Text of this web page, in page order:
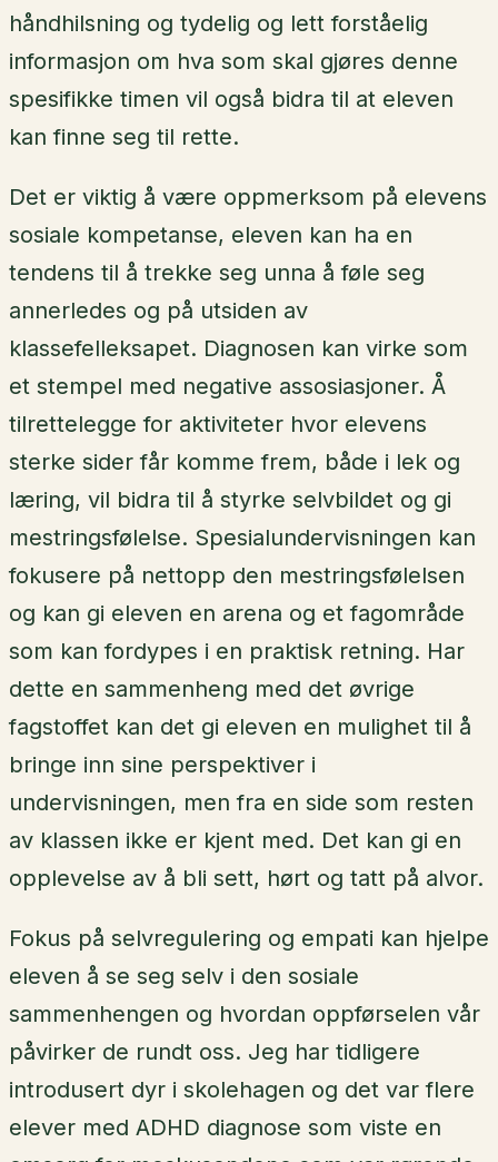
håndhilsning og tydelig og lett forståelig
informasjon om hva som skal gjøres denne
spesifikke timen vil også bidra til at eleven
kan finne seg til rette.
Det er viktig å være oppmerksom på elevens
sosiale kompetanse, eleven kan ha en
tendens til å trekke seg unna å føle seg
annerledes og på utsiden av
klassefelleksapet. Diagnosen kan virke som
et stempel med negative assosiasjoner. Å
tilrettelegge for aktiviteter hvor elevens
sterke sider får komme frem, både i lek og
læring, vil bidra til å styrke selvbildet og gi
mestringsfølelse. Spesialundervisningen kan
fokusere på nettopp den mestringsfølelsen
og kan gi eleven en arena og et fagområde
som kan fordypes i en praktisk retning. Har
dette en sammenheng med det øvrige
fagstoffet kan det gi eleven en mulighet til å
bringe inn sine perspektiver i
undervisningen, men fra en side som resten
av klassen ikke er kjent med. Det kan gi en
opplevelse av å bli sett, hørt og tatt på alvor.
Fokus på selvregulering og empati kan hjelpe
eleven å se seg selv i den sosiale
sammenhengen og hvordan oppførselen vår
påvirker de rundt oss. Jeg har tidligere
introdusert dyr i skolehagen og det var flere
elever med ADHD diagnose som viste en